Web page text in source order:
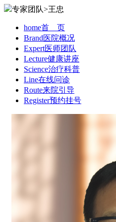
专家团队>王忠
home首 页
Brand医院概况
Expert医师团队
Lecture健康讲座
Science治疗科普
Line在线问诊
Route来院引导
Register预约挂号